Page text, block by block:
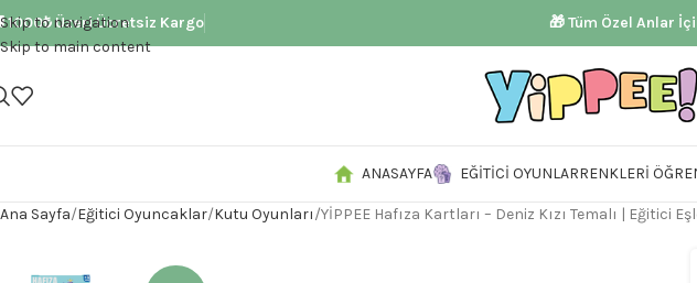
Skip to navigation
Skip to main content
1000₺ Üzeri Ücretsiz Kargo 🎁 Tüm Özel Anlar
ANASAYFA EĞITICI OYUNLARRENKLERI
Ana Sayfa Eğitici Oyuncaklar Kutu Oyunları YİPPEE Hafıza Kartları – Deniz Kızı Temalı | Eğitici